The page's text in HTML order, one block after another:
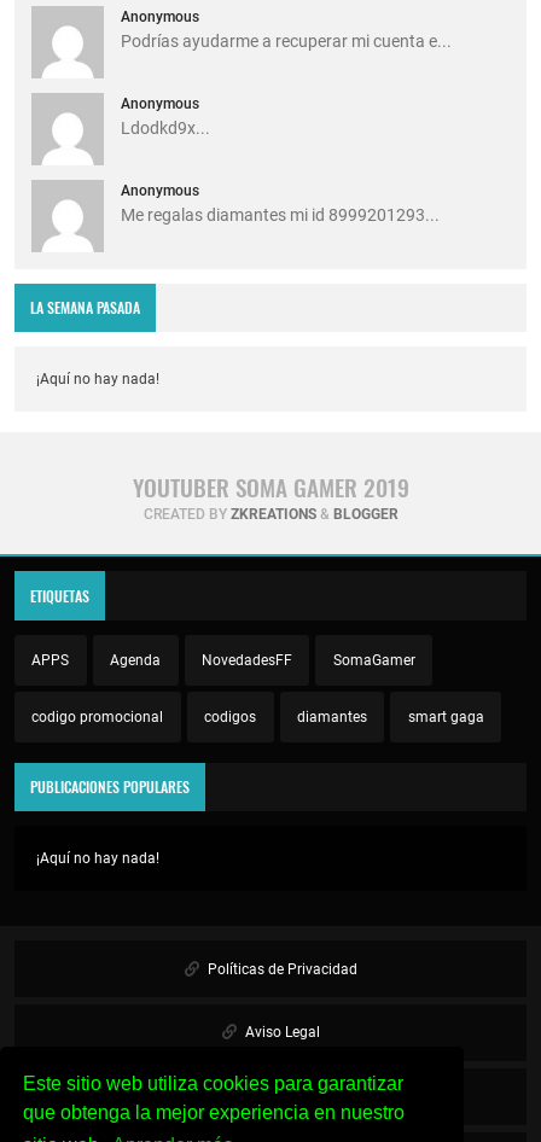
Este sitio web utiliza cookies para garantizar
que obtenga la mejor experiencia en nuestro
Anonymous
Podrías ayudarme a recuperar mi cuenta e...
Anonymous
Ldodkd9x...
Anonymous
Me regalas diamantes mi id 8999201293...
LA SEMANA PASADA
¡Aquí no hay nada!
YOUTUBER SOMA GAMER 2019
CREATED BY ZKREATIONS& BLOGGER
ETIQUETAS
APPS Agenda NovedadesFF SomaGamer
codigo promocional codigos diamantes smart gaga
PUBLICACIONES POPULARES
¡Aquí no hay nada!
Políticas de Privacidad
Aviso Legal
Cookies